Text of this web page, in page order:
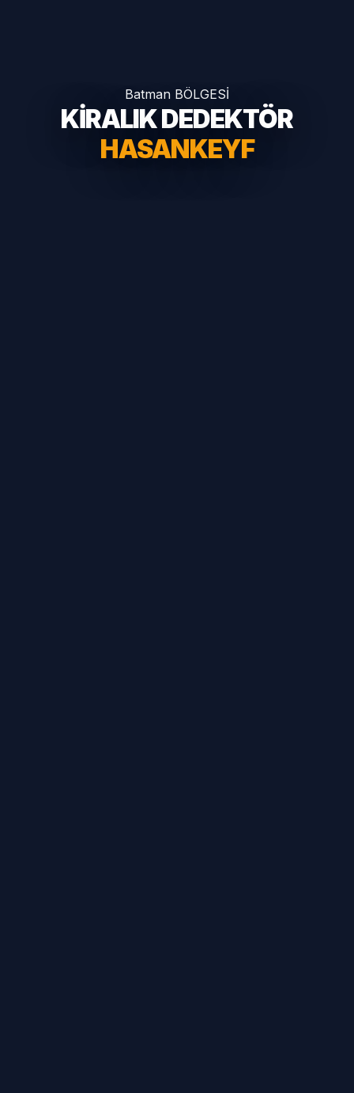
Batman BÖLGESİ
KİRALIK DEDEKTÖR
HASANKEYF